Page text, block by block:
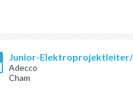
Junior-Elektroprojektleiter/
Adecco
Cham